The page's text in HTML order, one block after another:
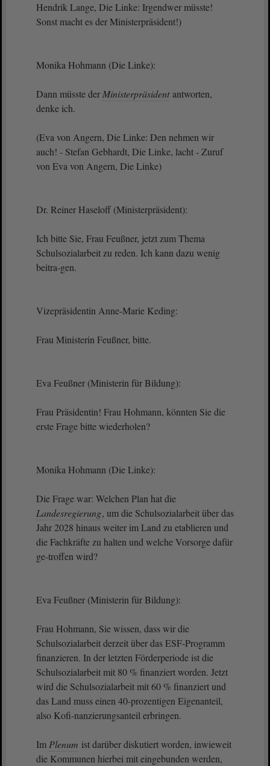
Hendrik Lange, Die Linke: Irgendwer müsste!
Sonst macht es der Ministerpräsident!)
Monika Hohmann (Die Linke):
Dann müsste der Ministerpräsident antworten,
denke ich.
(Eva von Angern, Die Linke: Den nehmen wir
auch! - Stefan Gebhardt, Die Linke, lacht - Zuruf
von Eva von Angern, Die Linke)
Dr. Reiner Haseloff (Ministerpräsident):
Ich bitte Sie, Frau Feußner, jetzt zum Thema
Schulsozialarbeit zu reden. Ich kann dazu wenig
beitra-gen.
Vizepräsidentin Anne-Marie Keding:
Frau Ministerin Feußner, bitte.
Eva Feußner (Ministerin für Bildung):
Frau Präsidentin! Frau Hohmann, könnten Sie die
erste Frage bitte wiederholen?
Monika Hohmann (Die Linke):
Die Frage war: Welchen Plan hat die
Landesregierung, um die Schulsozialarbeit über das
Jahr 2028 hinaus weiter im Land zu etablieren und
die Fachkräfte zu halten und welche Vorsorge dafür
ge-troffen wird?
Eva Feußner (Ministerin für Bildung):
Frau Hohmann, Sie wissen, dass wir die
Schulsozialarbeit derzeit über das ESF-Programm
finanzieren. In der letzten Förderperiode ist die
Schulsozialarbeit mit 80 % finanziert worden. Jetzt
wird die Schulsozialarbeit mit 60 % finanziert und
das Land muss einen 40-prozentigen Eigenanteil,
also Kofi-nanzierungsanteil erbringen.
Im Plenum ist darüber diskutiert worden, inwieweit
die Kommunen hierbei mit eingebunden werden,